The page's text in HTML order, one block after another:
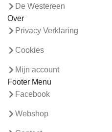
De Westereen
Over
Privacy Verklaring
Cookies
Mijn account
Footer Menu
Facebook
Webshop